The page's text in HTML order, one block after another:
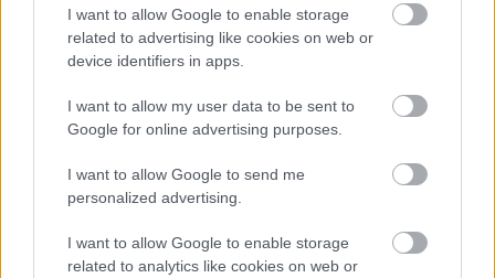
I want to allow Google to enable storage
related to advertising like cookies on web or
device identifiers in apps.
I want to allow my user data to be sent to
Google for online advertising purposes.
I want to allow Google to send me
personalized advertising.
I want to allow Google to enable storage
related to analytics like cookies on web or
αυτόν τον πλοηγό για την επόμενη φορά που θα σχολιάσω.
ΠΙΣΩ ΣΕ Προσκοπικά τραγούδια